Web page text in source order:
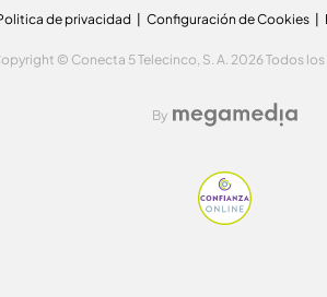
de privacidad Configuración de Cookies
© Conecta 5 Telecinco, S. A. 2026 Todos
By